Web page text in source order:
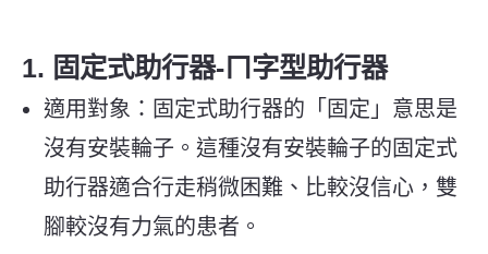
1. 固定式助行器-ㄇ字型助行器
適用對象：固定式助行器的「固定」意思是
沒有安裝輪子。這種沒有安裝輪子的固定式
助行器適合行走稍微困難、比較沒信心，雙
腳較沒有力氣的患者。